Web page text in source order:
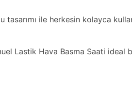
tasarımı ile herkesin kolayca
Lastik Hava Basma Saati